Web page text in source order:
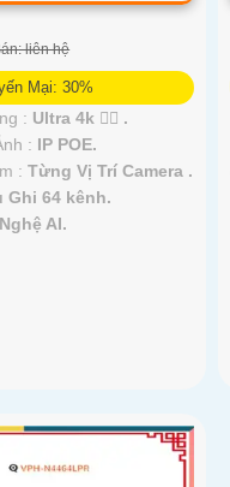
liên hệ
Mại: 30%
: Ultra 4k 👍🏾 .
: IP POE.
: Từng Vị Trí Camera .
Ghi 64 kênh.
AI.